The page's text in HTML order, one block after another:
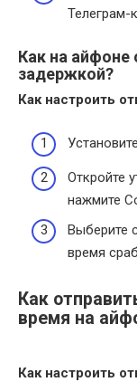
Телеграм-
Как на айфоне
задержкой?
Как настроить
Откройте
нажмите
Выберите
время
Как
время на
Как настроить